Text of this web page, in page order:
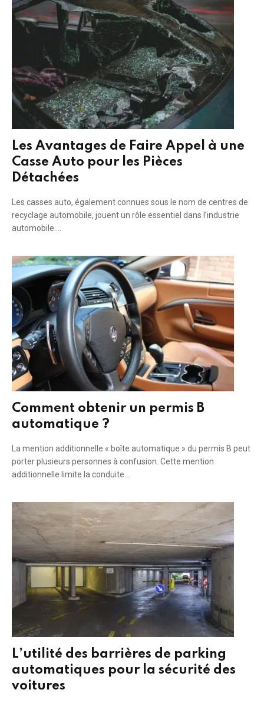
Les Avantages de Faire Appel à une
Casse Auto pour les Pièces
Détachées
Les casses auto, également connues sous le nom de centres de
recyclage automobile, jouent un rôle essentiel dans l’industrie
automobile.…
Comment obtenir un permis B
automatique ?
La mention additionnelle « boîte automatique » du permis B peut
porter plusieurs personnes à confusion. Cette mention
additionnelle limite la conduite…
L’utilité des barrières de parking
automatiques pour la sécurité des
voitures